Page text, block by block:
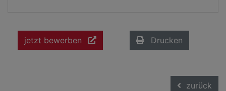
jetzt bewerben Drucken
zurück